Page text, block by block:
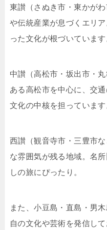
東讃（さぬき市・東かが
や伝統産業が息づくエリ
った文化が根づいています
中讃（高松市・坂出市・
ある高松市を中心に、交
文化の中核を担っています
西讃（観音寺市・三豊市
な雰囲気が残る地域。名
しの旅にぴったり。
また、小豆島・直島・男
自の文化や芸術を発信し